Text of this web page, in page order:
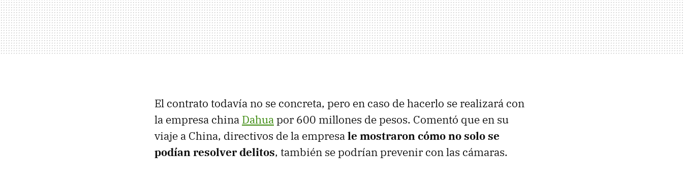
El contrato todavía no se concreta, pero en caso de hacerlo se realizará con
la empresa china Dahuapor 600 millones de pesos. Comentó que en su
viaje a China, directivos de la empresale mostraron cómo no solo se
podían resolver delitos, también se podrían prevenir con las cámaras.